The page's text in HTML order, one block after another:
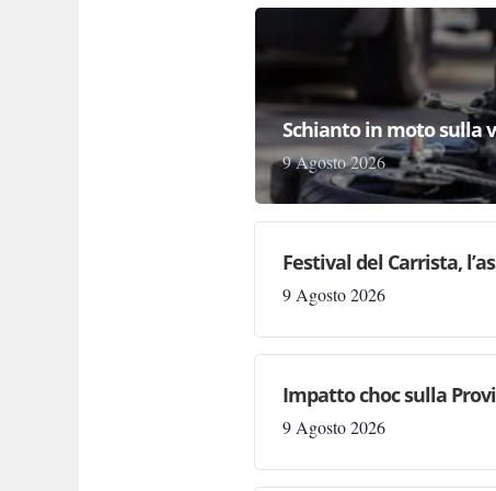
Schianto in moto sulla
9 Agosto 2026
Festival del Carrista,
9 Agosto 2026
Impatto choc sulla
9 Agosto 2026